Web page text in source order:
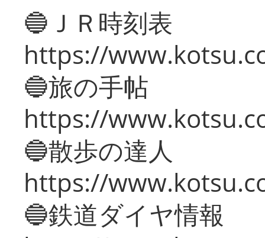
🔵ＪＲ時刻表
https://
🔵旅の手帖
https://
🔵散歩の達人
https://
🔵鉄道ダイヤ情報